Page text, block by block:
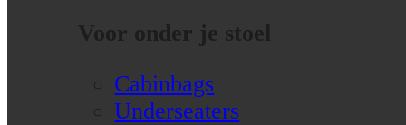
Voor onder je stoel
Cabinbags
Underseaters